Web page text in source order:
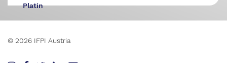
Platin
© 2026 IFPI Austria